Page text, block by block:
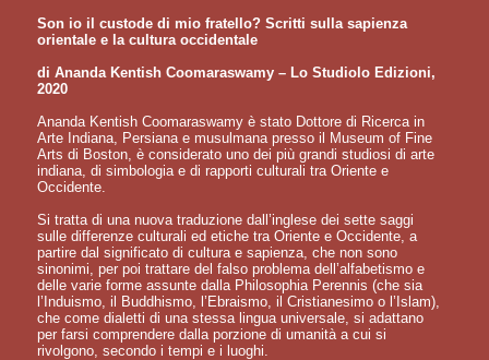
Son io il custode di mio fratello? Scritti sulla sapienza
orientale e la cultura occidentale
di Ananda Kentish Coomaraswamy – Lo Studiolo Edizioni,
2020
Ananda Kentish Coomaraswamy è stato Dottore di Ricerca in
Arte Indiana, Persiana e musulmana presso il Museum of Fine
Arts di Boston, è considerato uno dei più grandi studiosi di arte
indiana, di simbologia e di rapporti culturali tra Oriente e
Occidente.
Si tratta di una nuova traduzione dall’inglese dei sette saggi
sulle differenze culturali ed etiche tra Oriente e Occidente, a
partire dal significato di cultura e sapienza, che non sono
sinonimi, per poi trattare del falso problema dell’alfabetismo e
delle varie forme assunte dalla Philosophia Perennis (che sia
l’Induismo, il Buddhismo, l’Ebraismo, il Cristianesimo o l’Islam),
che come dialetti di una stessa lingua universale, si adattano
per farsi comprendere dalla porzione di umanità a cui si
rivolgono, secondo i tempi e i luoghi.